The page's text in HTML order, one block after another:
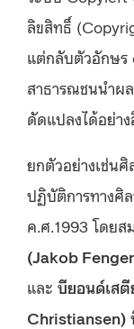
ลิขสิทธิ์
แต่กลับตัวอักษร
สาธารณชนนำผ
ดัดแปลงได้อย่าง
ยกตัวอย่างเช่น
ปฏิบัติการทางศิ
ค.ศ. 1993 โดยส
(Jakob Fenger
และ บียอนด์เสตี
Christiansen)